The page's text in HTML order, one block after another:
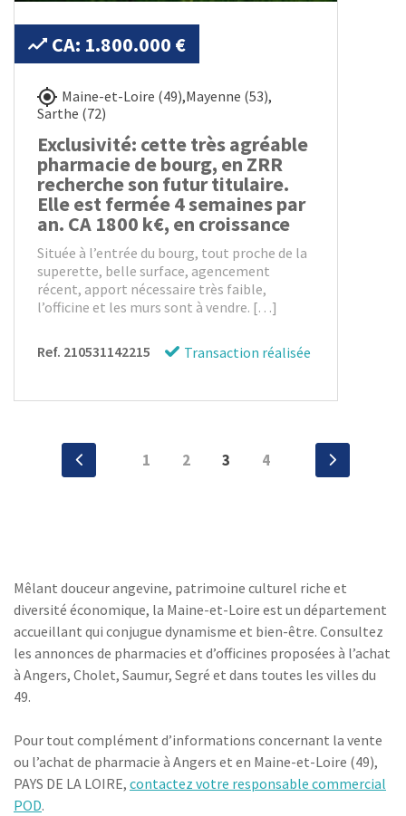
CA: 1.800.000 €
Maine-et-Loire (49),Mayenne (53),
Sarthe (72)
Exclusivité: cette très agréable
pharmacie de bourg, en ZRR
recherche son futur titulaire.
Elle est fermée 4 semaines par
an. CA 1800 k€, en croissance
Située à l’entrée du bourg, tout proche de la
superette, belle surface, agencement
récent, apport nécessaire très faible,
l’officine et les murs sont à vendre. […]
Ref. 210531142215 Transaction réalisée
Navigation
1 2 3 4
Suivante
Mêlant douceur angevine, patrimoine culturel riche et
diversité économique, la Maine-et-Loire est un département
accueillant qui conjugue dynamisme et bien-être. Consultez
les annonces de pharmacies et d’officines proposées à l’achat
à Angers, Cholet, Saumur, Segré et dans toutes les villes du
49.
Pour tout complément d’informations concernant la vente
ou l’achat de pharmacie à Angers et en Maine-et-Loire (49),
PAYS DE LA LOIRE, contactez votre responsable commercial
POD.